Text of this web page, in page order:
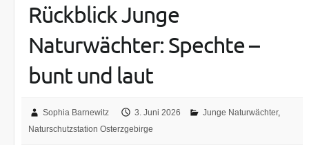
Rückblick Junge
Naturwächter: Spechte –
bunt und laut
Sophia Barnewitz 3. Juni 2026 Junge Naturwächter,
Naturschutzstation Osterzgebirge